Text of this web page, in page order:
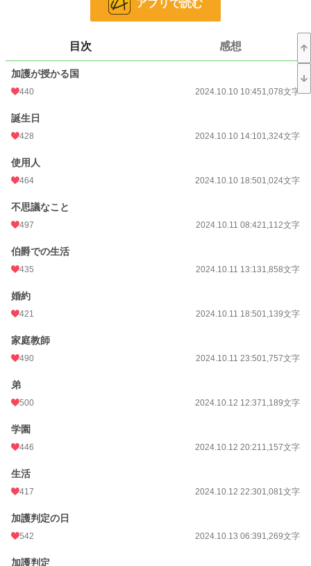
11,694 位 / 228,863 件
2,167
24h.ポイント 92 pt
更新日時
月間ポイント
年間ポイント 34,394 pt (13,782 位)
累計ポイント
アプリで読む
目次 感想
加護が授かる国
440 2024.10.10 10:451,078文字
誕生日
428 2024.10.10 14:101,324文字
使用人
464 2024.10.10 18:501,024文字
不思議なこと
497 2024.10.11 08:421,112文字
伯爵での生活
435 2024.10.11 13:131,858文字
婚約
421 2024.10.11 18:501,139文字
家庭教師
490 2024.10.11 23:501,757文字
弟
500 2024.10.12 12:371,189文字
学園
446 2024.10.12 20:211,157文字
生活
417 2024.10.12 22:301,081文字
加護判定の日
542 2024.10.13 06:391,269文字
加護判定